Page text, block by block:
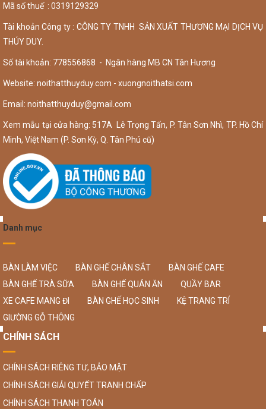
Mã số thuế : 0319129329
Tài khoản Công ty : CÔNG TY TNHH SẢN XUẤT THƯƠNG MẠI DỊCH VỤ
THÚY DUY.
Số tài khoản: 778556868 - Ngân hàng MB CN Tân Hương
Website: noithatthuyduy.com - xuongnoithatsi.com
Email: noithatthuyduy@gmail.com
Xem mẫu tại cửa hàng: 517A Lê Trọng Tấn, P. Tân Sơn Nhì, TP. Hồ Chí
Minh, Việt Nam (P. Sơn Kỳ, Q. Tân Phú cũ)
Danh mục
BÀN LÀM VIỆC BÀN GHẾ CHÂN SẮT
BÀN GHẾ CAFE
BÀN GHẾ TRÀ SỮA
BÀN GHẾ QUÁN ĂN
QUẦY BAR
XE CAFE MANG ĐI
BÀN GHẾ HỌC SINH
KỆ TRANG TRÍ
GIƯỜNG GỖ THÔNG
CHÍNH SÁCH
CHÍNH SÁCH RIÊNG TƯ, BẢO MẬT
CHÍNH SÁCH GIẢI QUYẾT TRANH CHẤP
CHÍNH SÁCH THANH TOÁN